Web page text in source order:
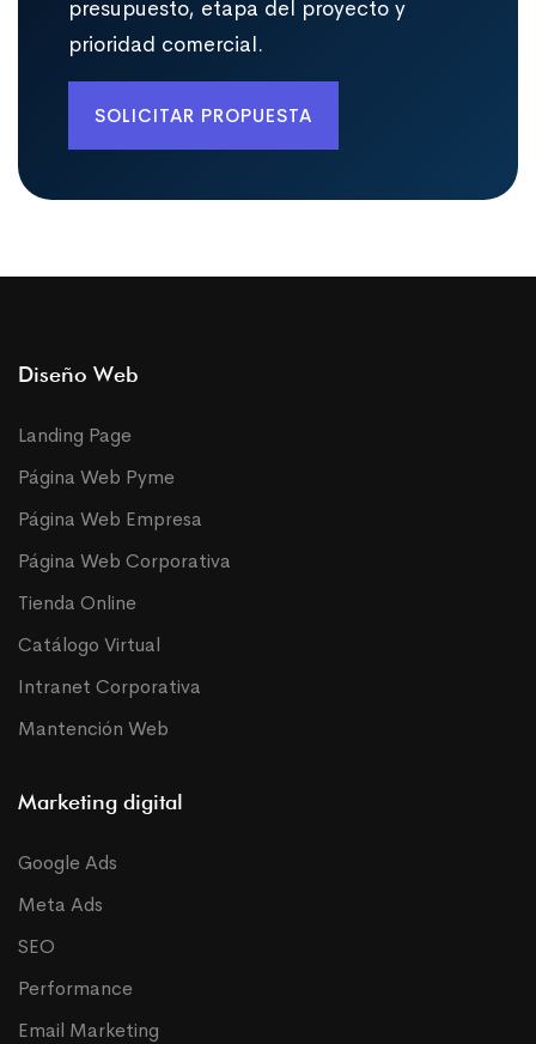
presupuesto, etapa del proyecto y
prioridad comercial.
SOLICITAR PROPUESTA
Diseño Web
Landing Page
Página Web Pyme
Página Web Empresa
Página Web Corporativa
Tienda Online
Catálogo Virtual
Intranet Corporativa
Mantención Web
Marketing digital
Google Ads
Meta Ads
SEO
Performance
Email Marketing